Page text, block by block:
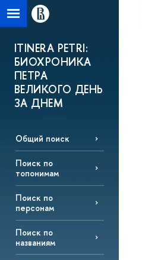
ITINERA PETRI:
БИОХРОНИКА
ПЕТРА
ВЕЛИКОГО ДЕНЬ
ЗА ДНЕМ
Общий поиск
Поиск по
топонимам
Поиск по
персонам
Поиск по
названиям